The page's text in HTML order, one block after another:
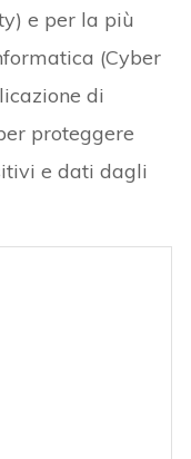
e per la più
(Cyber
di
proteggere
e dati dagli